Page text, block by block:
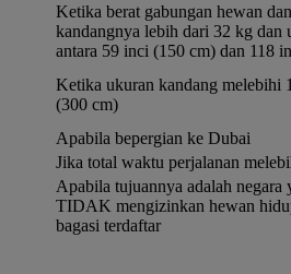
Ketika berat gabungan hewan dan
kandangnya lebih dari 32 kg dan
antara 59 inci (150 cm) dan 118
Ketika ukuran kandang melebihi
(300 cm)
Apabila bepergian ke Dubai
Jika total waktu perjalanan
Apabila tujuannya adalah negara
TIDAK mengizinkan hewan
bagasi terdaftar